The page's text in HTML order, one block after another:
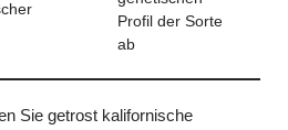
Profil der Sorte
ab
Sie getrost kalifornische